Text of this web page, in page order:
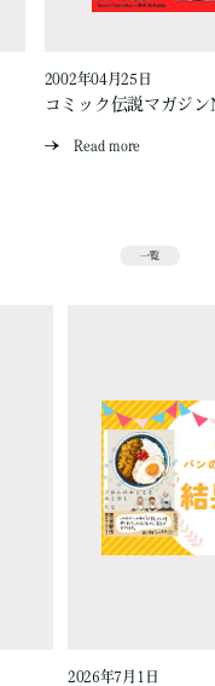
2002年04月25日
コミック伝説マガジン
Read more
一覧
2026年7月1日